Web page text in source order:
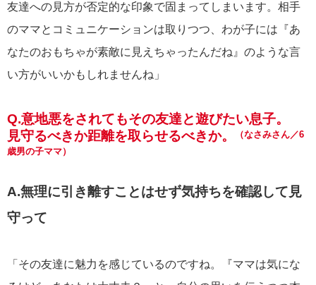
友達への見方が否定的な印象で固まってしまいます。相手
のママとコミュニケーションは取りつつ、わが子には『あ
なたのおもちゃが素敵に見えちゃったんだね』のような言
い方がいいかもしれませんね」
Q.意地悪をされてもその友達と遊びたい息子。
見守るべきか距離を取らせるべきか。
（なさみさん／6
歳男の子ママ）
A.無理に引き離すことはせず気持ちを確認して見
守って
「その友達に魅力を感じているのですね。『ママは気にな